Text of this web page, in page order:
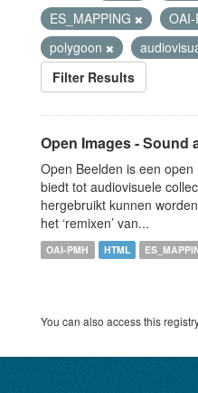
ES_MAPPING
polygoon
Filter Results
Open Images - Sound
Open Beelden is een
biedt tot audiovisuele
hergebruikt kunnen
het ‘remixen’ van...
OAI-PMH HTML
You can also access this